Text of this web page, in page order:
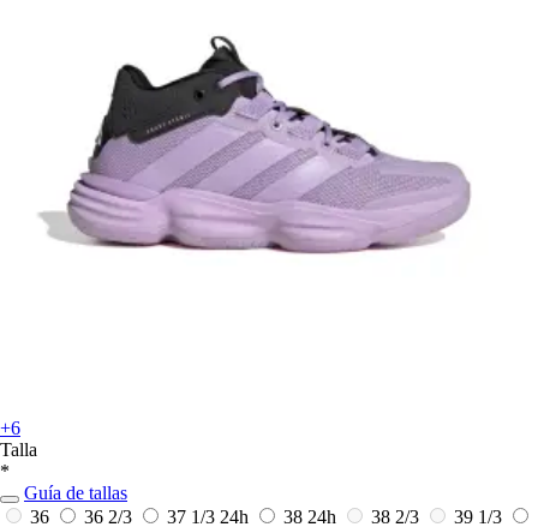
+6
Talla
*
Guía de tallas
36
36 2/3 37 1/3 24h 38 24h 38 2/3 39 1/3